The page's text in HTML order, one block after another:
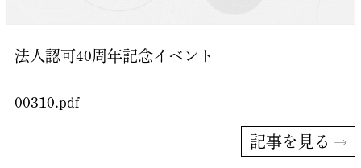
法人認可40周年記念イベント
00310.pdf
記事を見る